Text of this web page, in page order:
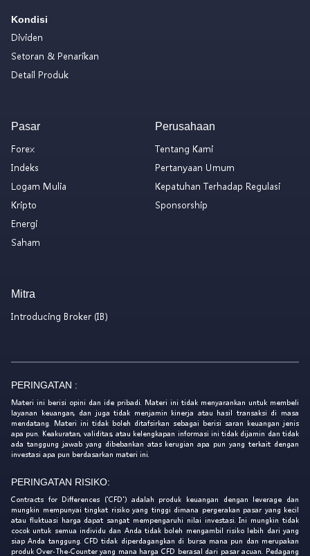
Kondisi
Dividen
Setoran & Penarikan
Detail Produk
Pasar
Forex
Indeks
Logam Mulia
Kripto
Energi
Saham
Perusahaan
Tentang Kami
Pertanyaan Umum
Kepatuhan Terhadap Regulasi
Sponsorship
Mitra
Introducing Broker (IB)
PERINGATAN :
Materi ini berisi opini dan ide pribadi. Materi ini tidak menyarankan untuk membeli
layanan keuangan, dan juga tidak menjamin kinerja atau hasil transaksi di masa
mendatang. Materi ini tidak boleh ditafsirkan sebagai berisi saran keuangan jenis
apa pun. Keakuratan, validitas, atau kelengkapan informasi ini tidak dijamin dan tidak
ada tanggung jawab yang dibebankan atas kerugian apa pun yang terkait dengan
investasi apa pun berdasarkan materi ini.
PERINGATAN RISIKO:
Contracts for Differences ('CFD') adalah produk keuangan dengan leverage dan
mungkin mempunyai tingkat risiko yang tinggi dimana pergerakan pasar yang kecil
atau fluktuasi harga dapat sangat mempengaruhi nilai investasi. Ini mungkin tidak
cocok untuk semua individu dan Anda tidak boleh mengambil risiko lebih dari yang
siap Anda tanggung. CFD tidak diperdagangkan di bursa mana pun dan merupakan
produk Over-The-Counter yang mana harga CFD berasal dari pasar acuan. Pedagang